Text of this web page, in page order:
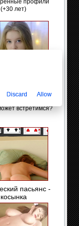
профили
(+30 лет)
Оля, 19
встретимся?
пасьянс -
косынка
Discard Allow